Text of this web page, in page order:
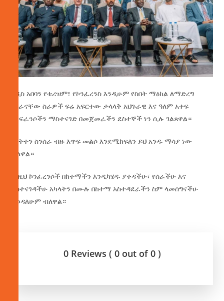
አዲስ አበባን የቱሪዝም፣ የኮንፈረንስ እንዲሁም የስበት ማዕከል ለማድረግ
የሰራናቸው ስራዎች ፍሬ አፍርተው ታላላቅ አህጉራዊ እና ዓለም አቀፍ
ኮንፍራንሶችን ማስተናገድ በመጀመራችን ደስተኞች ነን ሲሉ ገልጸዋል።
በርትተን ስንሰራ ብዙ እጥፍ መልሶ እንደሚከፍለን ይህ አንዱ ማሳያ ነው
ብለዋል።
እነዚህ ኮንፈረንሶች በከተማችን እንዲካሄዱ ያቀዳችሁ፣ የሰራችሁ እና
ያስተናገዳችሁ አካላትን በሙሉ በከተማ አስተዳደራችን ስም ላመሰግናችሁ
እወዳለሁም ብለዋል።
0 Reviews ( 0 out of 0 )